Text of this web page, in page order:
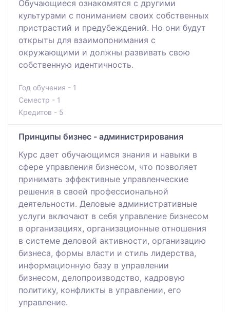
Обучающиеся ознакомятся с другими
культурами с пониманием своих собственных
пристрастий и предубеждений. Но они будут
открыты для взаимопонимания с
окружающими и должны развивать свою
собственную идентичность.
Год обучения - 1
Семестр - 1
Кредитов - 5
Принципы бизнес - администрирования
Курс дает обучающимся знания и навыки в
сфере управления бизнесом, что позволяет
принимать эффективные управленческие
решения в своей профессиональной
деятельности. Деловые административные
услуги включают в себя управление бизнесом
в организациях, организационные отношения
в системе деловой активности, организацию
бизнеса, формы власти и стиль лидерства,
информационную базу в управлении
бизнесом, делопроизводство, кадровую
политику, конфликты в управлении, его
управление.